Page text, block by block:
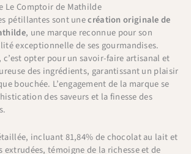
Le Comptoir de Mathilde
pétillantes sont unecréation originale de
, une marque reconnue pour son
exceptionnelle de ses gourmandises.
opter pour un savoir-faire artisanal et
des ingrédients, garantissant un plaisir
bouchée. L’engagement de la marque se
des saveurs et la finesse des
incluant 81,84% de chocolat au lait et
extrudées, témoigne de la richesse et de